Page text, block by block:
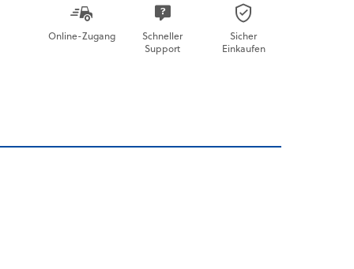
Online-Zugang
Schneller
Support
Sicher
Einkaufen